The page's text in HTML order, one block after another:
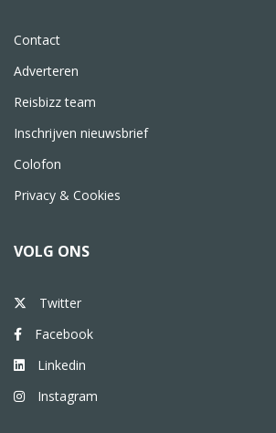
Contact
Adverteren
Reisbizz team
Inschrijven nieuwsbrief
Colofon
Privacy & Cookies
VOLG ONS
Twitter
Facebook
Linkedin
Instagram